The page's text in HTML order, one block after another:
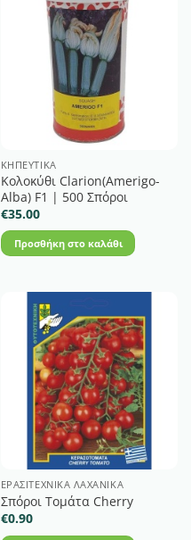
ΚΗΠΕΥΤΙΚΆ
Κολοκύθι Clarion(Amerigo-
Alba) F1 | 500 Σπόροι
€35.00
Προσθήκη στο καλάθι
ΕΡΑΣΙΤΕΧΝΙΚΆ ΛΑΧΑΝΙΚΆ
Σπόροι Τομάτα Cherry
€0.90